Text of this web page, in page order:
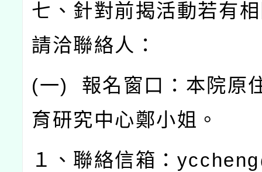
七、針對前揭活動若有
請洽聯絡人：
(一) 報名窗口：本院原
育研究中心鄭小姐。
１、聯絡信箱：